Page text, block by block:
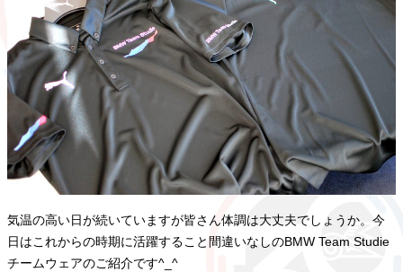
気温の高い日が続いていますが皆さん体調は大丈夫でしょうか。今
日はこれからの時期に活躍すること間違いなしのBMW Team Studie
チームウェアのご紹介です^_^